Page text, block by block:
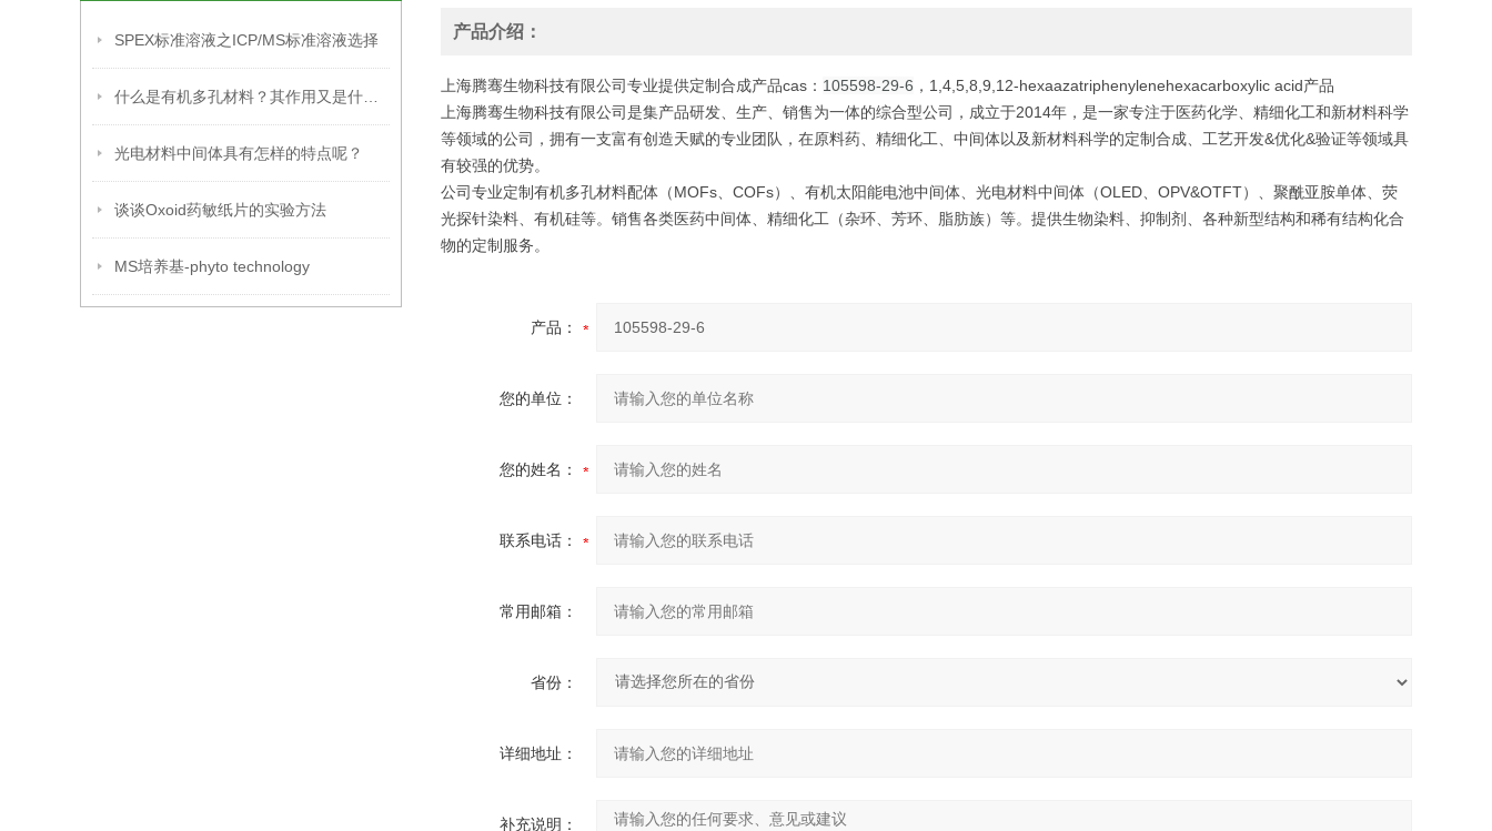
SPEX标准溶液之ICP/MS标准溶液选择
光电材料中间体具有怎样的特点呢？
谈谈Oxoid药敏纸片的实验方法
MS培养基-phyto technology
产品介绍：
上海腾骞生物科技有限公司专业提供定制合成产品cas： 105598-29-6 ，1,4,5,8,9,12-hexaazatriphenylenehexacarboxylic acid产品
上海腾骞生物科技有限公司是集产品研发、生产、销售为一体的综合型公司，成立于2014年，是一家专注于医药化学、精细化工和新材料科学
等领域的公司，拥有一支富有创造天赋的专业团队，在原料药、精细化工、中间体以及新材料科学的定制合成、工艺开发&优化&验证等领域具
有较强的优势。
公司专业定制有机多孔材料配体（MOFs、COFs）、有机太阳能电池中间体、光电材料中间体（OLED、OPV&OTFT）、聚酰亚胺单体、荧
光探针染料、有机硅等。销售各类医药中间体、精细化工（杂环、芳环、脂肪族）等。提供生物染料、抑制剂、各种新型结构和稀有结构化合
物的定制服务。
产品：
您的单位：
您的姓名：
联系电话：
常用邮箱：
省份：
详细地址：
补充说明：